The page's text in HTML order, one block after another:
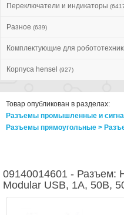
Переключатели и индикаторы
Разное (639)
Комплектующие для
Корпуса hensel (927)
Товар опубликован в разделах:
Разъемы промышленные и
Разъeмы прямоугольные >
09140014601 - Разъем:
Modular USB, 1А, 50В,